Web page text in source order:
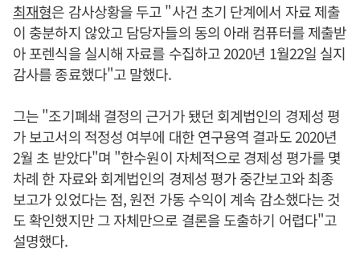
최재형은 감사상황을 두고 "사건 초기 단계에서 자료 제출
이 충분하지 않았고 담당자들의 동의 아래 컴퓨터를 제출받
아 포렌식을 실시해 자료를 수집하고 2020년 1월22일 실지
감사를 종료했다"고 말했다.
그는 "조기폐쇄 결정의 근거가 됐던 회계법인의 경제성 평
가 보고서의 적정성 여부에 대한 연구용역 결과도 2020년
2월 초 받았다"며 "한수원이 자체적으로 경제성 평가를 몇
차례 한 자료와 회계법인의 경제성 평가 중간보고와 최종
보고가 있었다는 점, 원전 가동 수익이 계속 감소했다는 것
도 확인했지만 그 자체만으로 결론을 도출하기 어렵다"고
설명했다.